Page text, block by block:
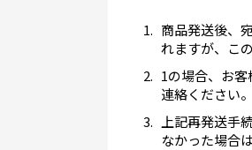
商品発送後、
れますが、こ
1の場合、お
連絡ください
上記再発送手
なかった場合